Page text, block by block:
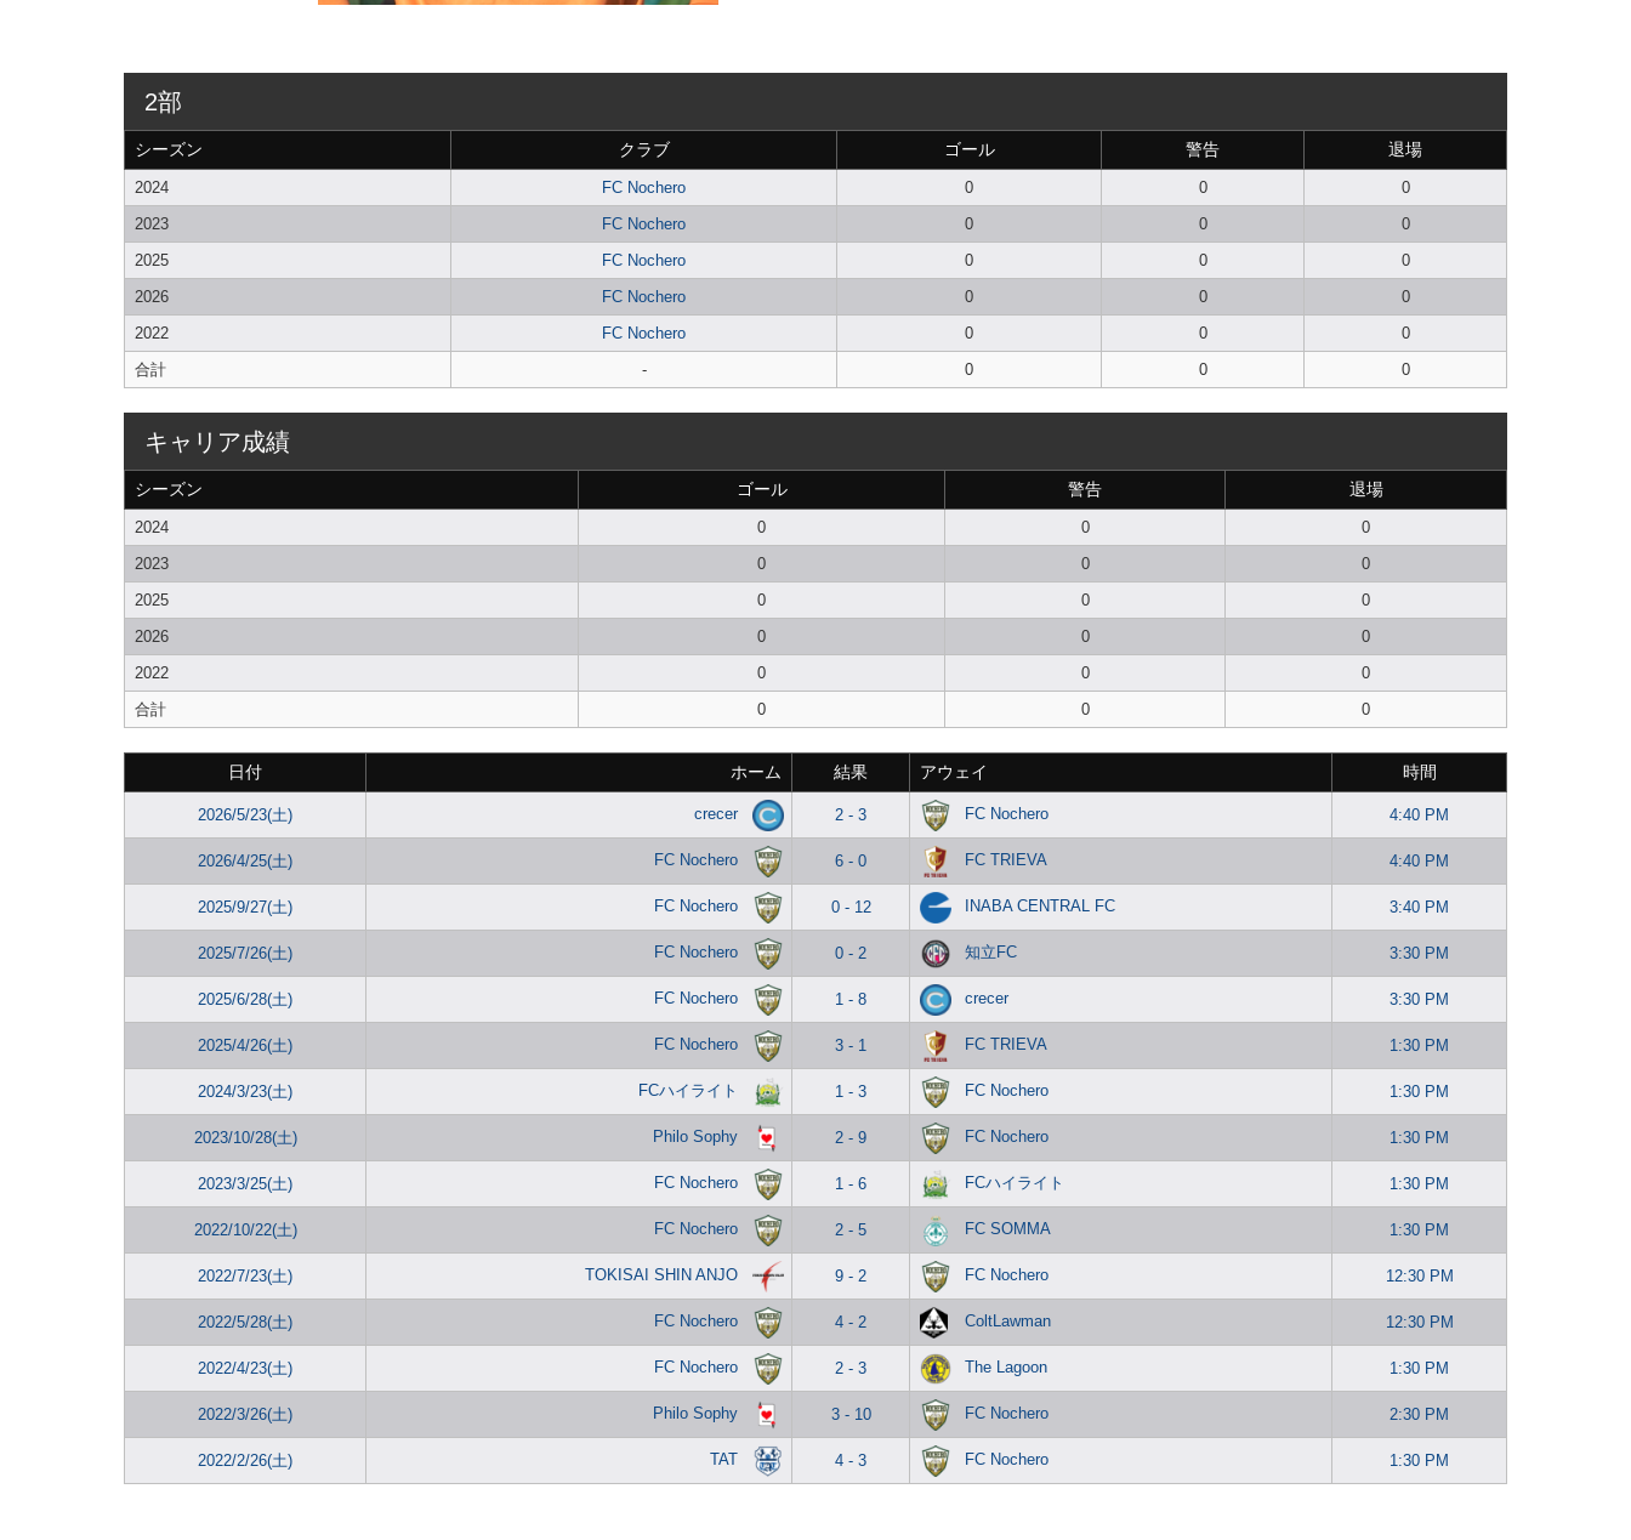
2部
シーズン クラブ ゴール 警告 退場
2024 FC Nochero 0 0
0
2023
FC Nochero 0 0
0
2025
FC Nochero 0 0
0
2026
FC Nochero 0 0
0
2022
FC Nochero 0 0
0
合計
- 0 0 0
キャリア成績
シーズン ゴール 警告 退場
2024 0 0
0
2023
0 0
0
2025
0 0
0
2026
0 0
0
2022
0 0
0
合計
0 0 0
日付 ホーム 結果 アウェイ 時間
2026/5/23(土) crecer 2 - 3 FC Nochero 4:40 PM
2026/4/25(土) FC Nochero 6 - 0 FC TRIEVA 4:40 PM
2025/9/27(土) FC Nochero 0 - 12 INABA CENTRAL FC 3:40 PM
2025/7/26(土) FC Nochero 0 - 2 知立FC 3:30 PM
2025/6/28(土) FC Nochero 1 - 8 crecer 3:30 PM
2025/4/26(土) FC Nochero 3 - 1 FC TRIEVA 1:30 PM
2024/3/23(土) FCハイライト 1 - 3 FC Nochero 1:30 PM
2023/10/28(土) Philo Sophy 2 - 9 FC Nochero 1:30 PM
2023/3/25(土) FC Nochero 1 - 6 FCハイライト 1:30 PM
2022/10/22(土) FC Nochero 2 - 5 FC SOMMA 1:30 PM
2022/7/23(土) TOKISAI SHIN ANJO 9 - 2 FC Nochero 12:30 PM
2022/5/28(土) FC Nochero 4 - 2 ColtLawman 12:30 PM
2022/4/23(土) FC Nochero 2 - 3 The Lagoon 1:30 PM
2022/3/26(土) Philo Sophy 3 - 10 FC Nochero 2:30 PM
2022/2/26(土) TAT 4 - 3 FC Nochero 1:30 PM